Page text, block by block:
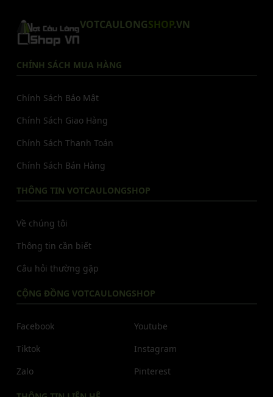
VOTCAULONGSHOP.VN
CHÍNH SÁCH MUA HÀNG
Chính Sách Bảo Mật
Chính Sách Giao Hàng
Chính Sách Thanh Toán
Chính Sách Bán Hàng
THÔNG TIN VOTCAULONGSHOP
Về chúng tôi
Thông tin cần biết
Câu hỏi thường gặp
CỘNG ĐỒNG VOTCAULONGSHOP
Facebook
Tiktok
Zalo
Youtube
Instagram
Pinterest